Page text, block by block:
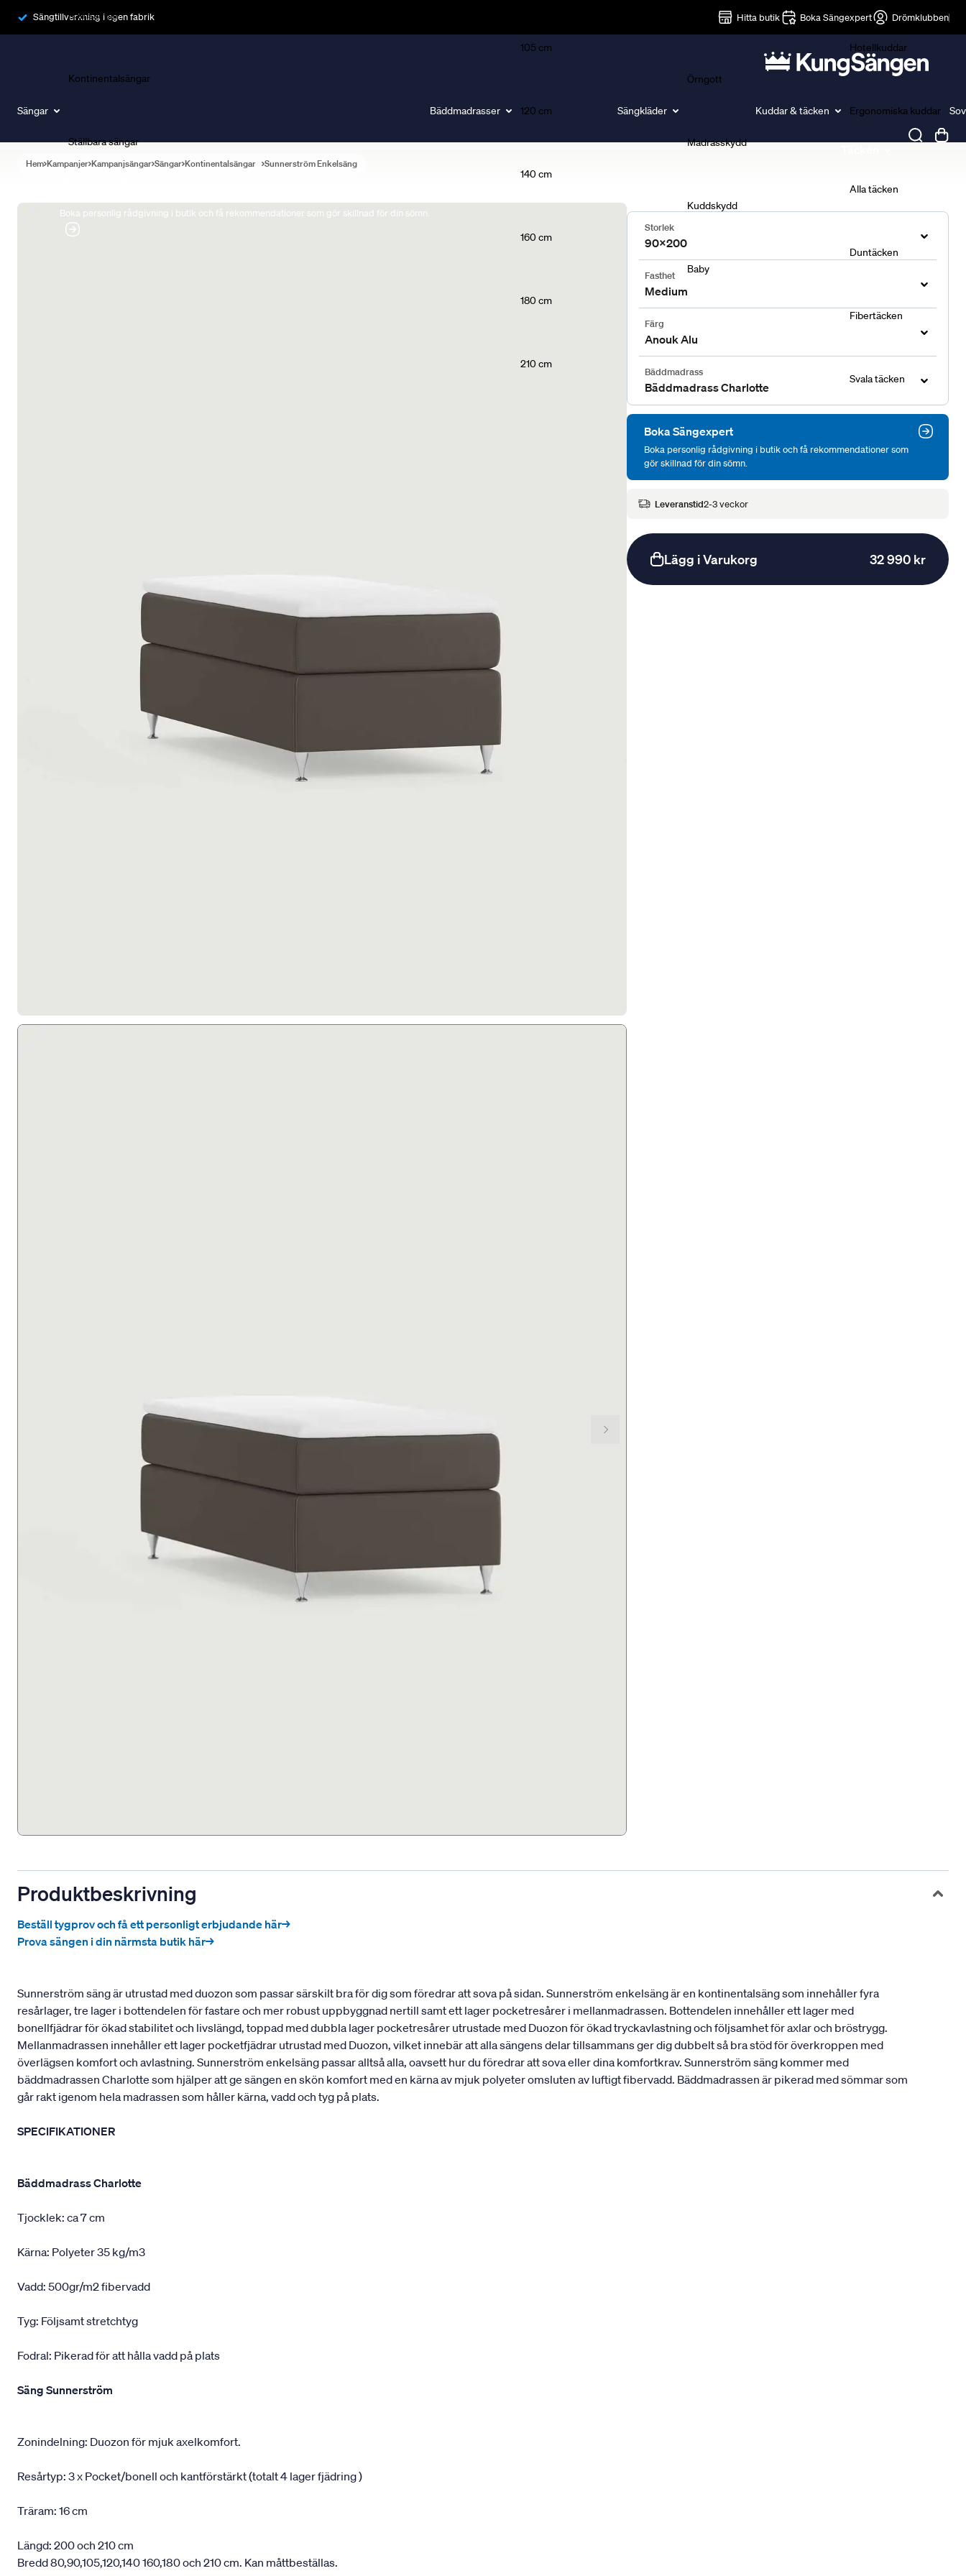
Sängtillverkning i egen fabrik Hitta butik Boka Sängexpert Drömklubben
Sängar
Ramsängar
Kontinentalsängar
Ställbara sängar
Boka personlig rådgivning i butik och få rekommendationer som gör skillnad för din sömn.
Bäddmadrasser
105 cm
120 cm
140 cm
160 cm
180 cm
210 cm
Sängkläder
Örngott
Madrasskydd
Kuddskydd
Baby
Kuddar & täcken
Hotellkuddar
Ergonomiska kuddar
Alla täcken
Duntäcken
Fibertäcken
Svala täcken
Hem Kampanjer Kampanjsängar Sängar Kontinentalsängar Sunnerström Enkelsäng
Storlek
90x200
Fasthet
Medium
Färg
Anouk Alu
Bäddmadrass
Bäddmadrass Charlotte
Boka Sängexpert
Boka personlig rådgivning i butik och få rekommendationer som
gör skillnad för din sömn.
Leveranstid2-3 veckor
Lägg i Varukorg 32 990 kr
Produktbeskrivning
Beställ tygprov och få ett personligt erbjudande här→
Prova sängen i din närmsta butik här→
Sunnerström säng är utrustad med duozon som passar särskilt bra för dig som föredrar att sova på sidan. Sunnerström enkelsäng är en kontinentalsäng som innehåller fyra
resårlager, tre lager i bottendelen för fastare och mer robust uppbyggnad nertill samt ett lager pocketresårer i mellanmadrassen. Bottendelen innehåller ett lager med
bonellfjädrar för ökad stabilitet och livslängd, toppad med dubbla lager pocketresårer utrustade med Duozon för ökad tryckavlastning och följsamhet för axlar och bröstrygg.
Mellanmadrassen innehåller ett lager pocketfjädrar utrustad med Duozon, vilket innebär att alla sängens delar tillsammans ger dig dubbelt så bra stöd för överkroppen med
överlägsen komfort och avlastning. Sunnerström enkelsäng passar alltså alla, oavsett hur du föredrar att sova eller dina komfortkrav. Sunnerström säng kommer med
bäddmadrassen Charlotte som hjälper att ge sängen en skön komfort med en kärna av mjuk polyeter omsluten av luftigt fibervadd. Bäddmadrassen är pikerad med sömmar som
går rakt igenom hela madrassen som håller kärna, vadd och tyg på plats.
SPECIFIKATIONER
Bäddmadrass Charlotte
Tjocklek: ca 7 cm
Kärna: Polyeter 35 kg/m3
Vadd: 500gr/m2 fibervadd
Tyg: Följsamt stretchtyg
Fodral: Pikerad för att hålla vadd på plats
Säng Sunnerström
Zonindelning: Duozon för mjuk axelkomfort.
Resårtyp: 3 x Pocket/bonell och kantförstärkt (totalt 4 lager fjädring )
Träram: 16 cm
Längd: 200 och 210 cm
Bredd 80,90,105,120,140 160,180 och 210 cm. Kan måttbeställas.